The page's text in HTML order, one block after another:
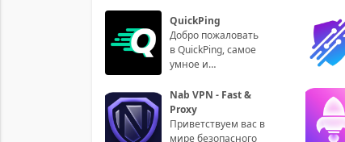
свой игровой
процесс в Beamng
Drive? Те
QuickPing
Добро пожаловать
в QuickPing, самое
умное и
понятное
приложение для
управления
вашими пин
Nab VPN - Fast &
Proxy
Приветствуем вас в
мире безопасного